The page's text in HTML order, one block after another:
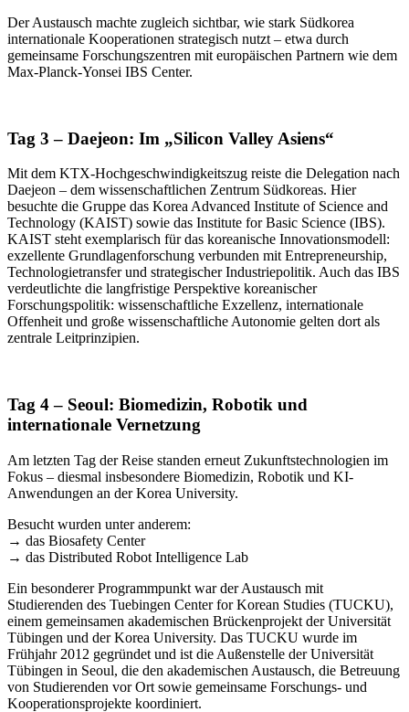
Der Austausch machte zugleich sichtbar, wie stark Südkorea
internationale Kooperationen strategisch nutzt – etwa durch
gemeinsame Forschungszentren mit europäischen Partnern wie dem
Max-Planck-Yonsei IBS Center.
Tag 3 – Daejeon: Im „Silicon Valley Asiens“
Mit dem KTX-Hochgeschwindigkeitszug reiste die Delegation nach
Daejeon – dem wissenschaftlichen Zentrum Südkoreas. Hier
besuchte die Gruppe das Korea Advanced Institute of Science and
Technology (KAIST) sowie das Institute for Basic Science (IBS).
KAIST steht exemplarisch für das koreanische Innovationsmodell:
exzellente Grundlagenforschung verbunden mit Entrepreneurship,
Technologietransfer und strategischer Industriepolitik. Auch das IBS
verdeutlichte die langfristige Perspektive koreanischer
Forschungspolitik: wissenschaftliche Exzellenz, internationale
Offenheit und große wissenschaftliche Autonomie gelten dort als
zentrale Leitprinzipien.
Tag 4 – Seoul: Biomedizin, Robotik und
internationale Vernetzung
Am letzten Tag der Reise standen erneut Zukunftstechnologien im
Fokus – diesmal insbesondere Biomedizin, Robotik und KI-
Anwendungen an der Korea University.
Besucht wurden unter anderem:
→ das Biosafety Center
→ das Distributed Robot Intelligence Lab
Ein besonderer Programmpunkt war der Austausch mit
Studierenden des Tuebingen Center for Korean Studies (TUCKU),
einem gemeinsamen akademischen Brückenprojekt der Universität
Tübingen und der Korea University. Das TUCKU wurde im
Frühjahr 2012 gegründet und ist die Außenstelle der Universität
Tübingen in Seoul, die den akademischen Austausch, die Betreuung
von Studierenden vor Ort sowie gemeinsame Forschungs- und
Kooperationsprojekte koordiniert.